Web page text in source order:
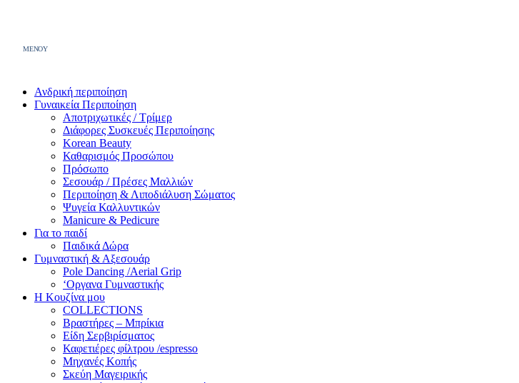
MENOY
Ανδρική περιποίηση
Γυναικεία Περιποίηση
Αποτριχωτικές / Τρίμερ
Διάφορες Συσκευές Περιποίησης
Korean Beauty
Καθαρισμός Προσώπου
Πρόσωπο
Σεσουάρ / Πρέσες Μαλλιών
Περιποίηση & Λιποδιάλυση Σώματος
Ψυγεία Καλλυντικών
Manicure & Pedicure
Για το παιδί
Παιδικά Δώρα
Γυμναστική & Αξεσουάρ
Pole Dancing /Aerial Grip
‘Οργανα Γυμναστικής
Η Κουζίνα μου
COLLECTIONS
Βραστήρες – Μπρίκια
Είδη Σερβιρίσματος
Καφετιέρες φίλτρου /espresso
Μηχανές Κοπής
Σκεύη Μαγειρικής